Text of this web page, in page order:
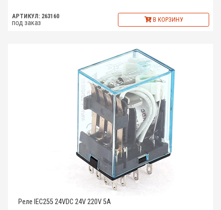
АРТИКУЛ: 263160
под заказ В КОРЗИНУ
Реле IEC255 24VDC 24V 220V 5A